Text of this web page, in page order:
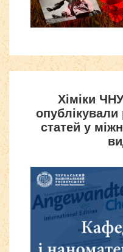
Хіміки
опублікували
статей у